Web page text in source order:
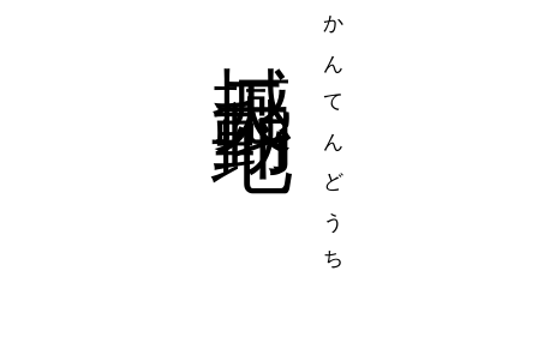
四字熟語
一覧表示 かんてんどうち
四字熟語
一覧表示